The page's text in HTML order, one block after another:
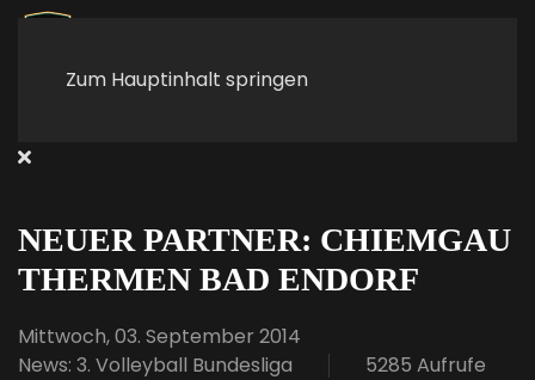
Zum Hauptinhalt springen
NEUER PARTNER: CHIEMGAU
THERMEN BAD ENDORF
Mittwoch, 03. September 2014
News: 3. Volleyball Bundesliga
5285 Aufrufe